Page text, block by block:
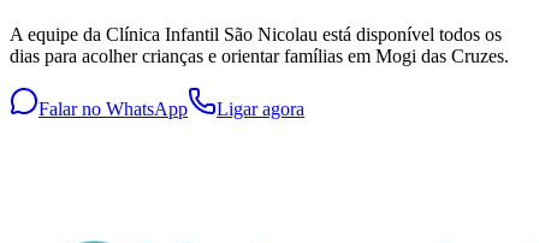
A equipe da Clínica Infantil São Nicolau está disponível todos os
dias para acolher crianças e orientar famílias em Mogi das Cruzes.
Falar no WhatsApp Ligar agora